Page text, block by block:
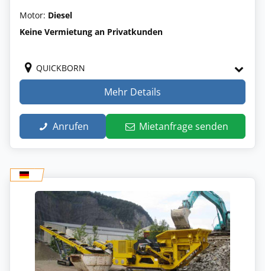
Motor: Diesel
Keine Vermietung an Privatkunden
QUICKBORN
Mehr Details
Anrufen Mietanfrage senden